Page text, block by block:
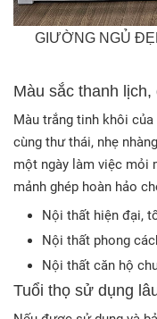
GIƯỜNG NGỦ
Màu sắc thanh
Màu trắng tinh khôi
cùng thư thái, nhẹ
một ngày làm việc mỏi
mảnh ghép hoàn hảo
Nội thất hiện đại,
Nội thất phong
Nội thất căn hộ
Tuổi thọ sử dụng